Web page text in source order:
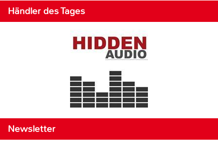
Händler des Tages
Newsletter